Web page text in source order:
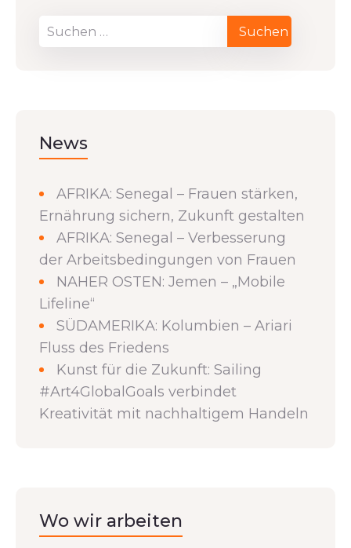
News
AFRIKA: Senegal – Frauen stärken,
Ernährung sichern, Zukunft gestalten
AFRIKA: Senegal – Verbesserung
der Arbeitsbedingungen von Frauen
NAHER OSTEN: Jemen – „Mobile
Lifeline“
SÜDAMERIKA: Kolumbien – Ariari
Fluss des Friedens
Kunst für die Zukunft: Sailing
#Art4GlobalGoals verbindet
Kreativität mit nachhaltigem Handeln
Wo wir arbeiten